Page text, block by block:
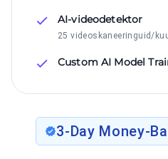
AI-videodetektor
25 videoskaneeringuid/
Custom AI Model
3-Day Money-